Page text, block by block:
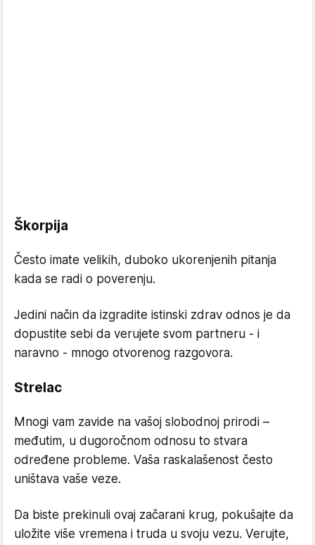
Škorpija
Često imate velikih, duboko ukorenjenih pitanja
kada se radi o poverenju.
Jedini način da izgradite istinski zdrav odnos je da
dopustite sebi da verujete svom partneru - i
naravno - mnogo otvorenog razgovora.
Strelac
Mnogi vam zavide na vašoj slobodnoj prirodi –
međutim, u dugoročnom odnosu to stvara
određene probleme. Vaša raskalašenost često
uništava vaše veze.
Da biste prekinuli ovaj začarani krug, pokušajte da
uložite više vremena i truda u svoju vezu. Verujte,